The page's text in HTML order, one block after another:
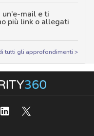
mail e ti
più link o allegati
tutti gli approfondimenti >